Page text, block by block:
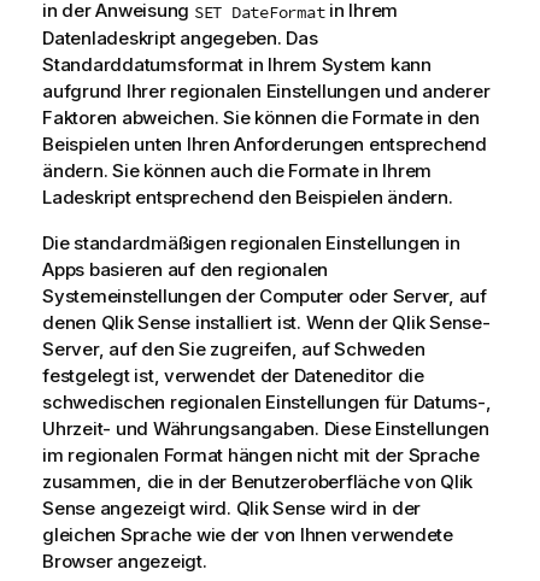
in der Anweisung SET DateFormatin Ihrem
Datenladeskript angegeben. Das
Standarddatumsformat in Ihrem System kann
aufgrund Ihrer regionalen Einstellungen und anderer
Faktoren abweichen. Sie können die Formate in den
Beispielen unten Ihren Anforderungen entsprechend
ändern. Sie können auch die Formate in Ihrem
Ladeskript entsprechend den Beispielen ändern.
Die standardmäßigen regionalen Einstellungen in
Apps basieren auf den regionalen
Systemeinstellungen der Computer oder Server, auf
denen Qlik Sense installiert ist. Wenn der Qlik Sense-
Server, auf den Sie zugreifen, auf Schweden
festgelegt ist, verwendet der Dateneditor die
schwedischen regionalen Einstellungen für Datums-,
Uhrzeit- und Währungsangaben. Diese Einstellungen
im regionalen Format hängen nicht mit der Sprache
zusammen, die in der Benutzeroberfläche von Qlik
Senseangezeigt wird. Qlik Sense wird in der
gleichen Sprache wie der von Ihnen verwendete
Browser angezeigt.